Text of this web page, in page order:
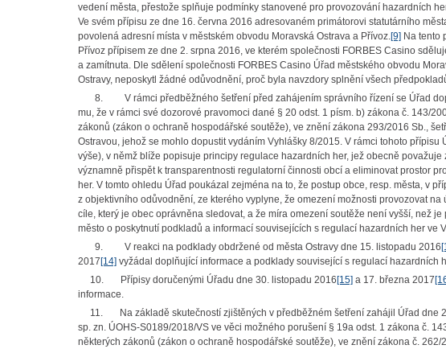
vedení města, přestože splňuje podmínky stanovené pro provozování hazardních
Ve svém přípisu ze dne 16. června 2016 adresovaném primátorovi statutárního
povolená adresní místa v městském obvodu Moravská Ostrava a Přívoz.[9] Na tento
Přívoz přípisem ze dne 2. srpna 2016, ve kterém společnosti FORBES Casino
a zamítnuta. Dle sdělení společnosti FORBES Casino Úřad městského obvodu
Ostravy, neposkytl žádné odůvodnění, proč byla navzdory splnění všech
8.
V rámci předběžného šetření před zahájením správního řízení se Úřad
mu, že v rámci své dozorové pravomoci dané § 20 odst. 1 písm. b) zákona č. 143/
zákonů (zákon o ochraně hospodářské soutěže), ve znění zákona 293/2016 Sb.,
Ostravou, jehož se mohlo dopustit vydáním Vyhlášky 8/2015. V rámci tohoto
výše), v němž blíže popisuje principy regulace hazardních her, jež obecně
významně přispět k transparentnosti regulatorní činnosti obcí a eliminovat prostor
her. V tomto ohledu Úřad poukázal zejména na to, že postup obce, resp. města, v
z objektivního odůvodnění, ze kterého vyplyne, že omezení možnosti provozovat
cíle, který je obec oprávněna sledovat, a že míra omezení soutěže není vyšší, než
město o poskytnutí podkladů a informací souvisejících s regulací hazardních her ve
9.
V reakci na podklady obdržené od města Ostravy dne 15. listopadu 2016
2017 [14] vyžádal doplňující informace a podklady související s regulací hazardních
10.
Přípisy doručenými Úřadu dne 30. listopadu 2016 [15] a 17. března 2017
informace.
11.
Na základě skutečností zjištěných v předběžném šetření zahájil Úřad dne
sp. zn. ÚOHS-S0189/2018/VS ve věci možného porušení § 19a odst. 1 zákona č.
některých zákonů (zákon o ochraně hospodářské soutěže), ve znění zákona č.